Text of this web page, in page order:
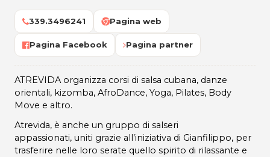
339.3496241 Pagina web
Pagina Facebook Pagina partner
ATREVIDA organizza corsi di salsa cubana, danze
orientali, kizomba, AfroDance, Yoga, Pilates, Body
Move e altro.
Atrevida, è anche un gruppo di salseri
appassionati, uniti grazie all’iniziativa di Gianfilippo, per
trasferire nelle loro serate quello spirito di rilassante e